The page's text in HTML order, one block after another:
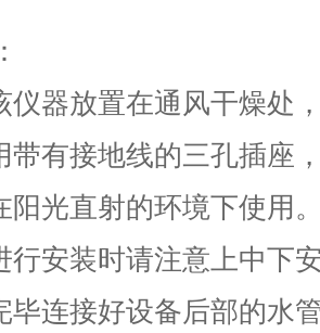
仪器放置在通风干燥处
带有接地线的三孔插座
阳光直射的环境下使用
行安装时请注意上中下
毕连接好设备后部的水